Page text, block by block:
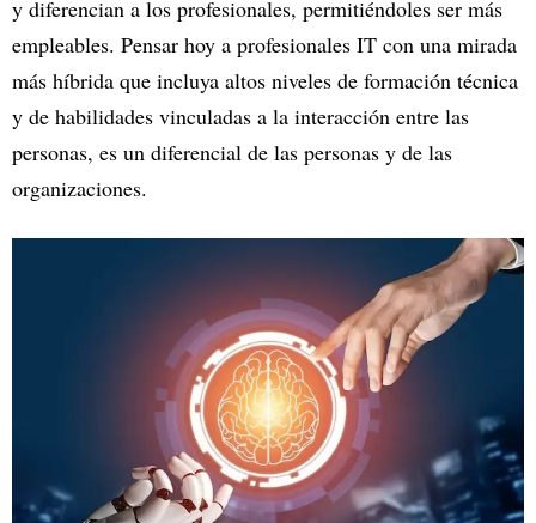
y diferencian a los profesionales, permitiéndoles ser más
empleables. Pensar hoy a profesionales IT con una mirada
más híbrida que incluya altos niveles de formación técnica
y de habilidades vinculadas a la interacción entre las
personas, es un diferencial de las personas y de las
organizaciones.